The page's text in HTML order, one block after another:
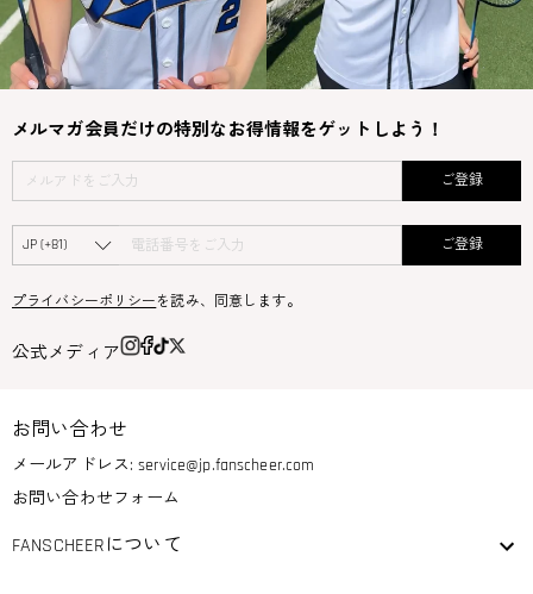
メルマガ会員だけの特別なお得情報をゲットしよう！
ご登録
ご登録
プライバシーポリシー を読み、同意します。
公式メディア
お問い合わせ
メールアドレス:service@jp.fanscheer.com
お問い合わせフォーム
FANSCHEERについて